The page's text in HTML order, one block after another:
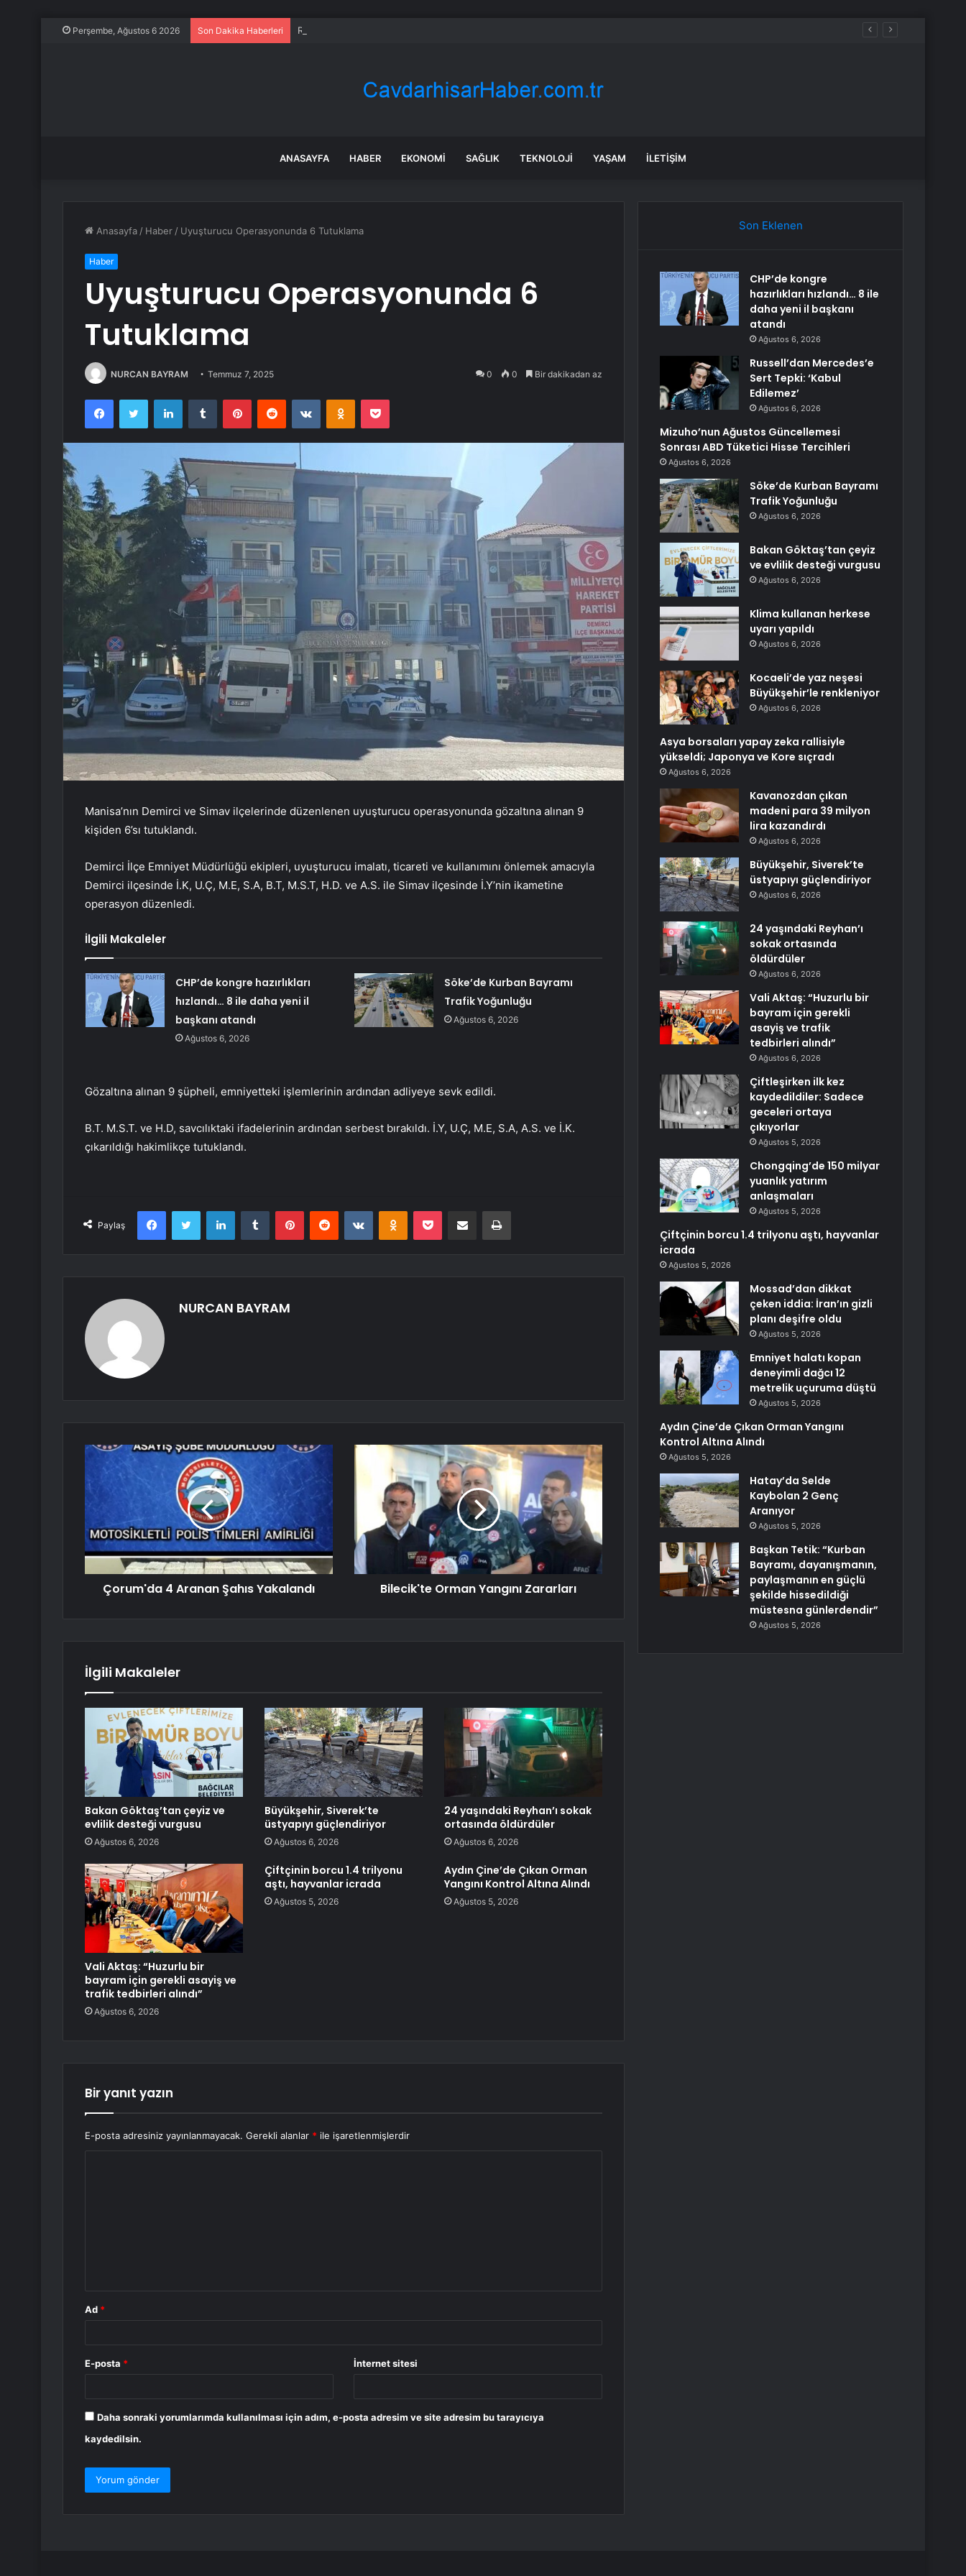
Perşembe, Ağustos 6 2026 Son Dakika Haberleri Russell’dan Mercedes’e Sert Tepki: ‘Kabul Edilemez’
ANASAYFA HABER EKONOMI SAĞLIK TEKNOLOJI YAŞAM İLETIŞIM
Anasayfa / Haber / Uyuşturucu Operasyonunda 6 Tutuklama
Haber
Uyuşturucu Operasyonunda 6
Tutuklama
NURCAN BAYRAM Temmuz 7, 2025 0 0 Bir dakikadan az
FacebookTwitter LinkedInTumblr PinterestReddit VKontakteOdnoklassniki
Pocket
Manisa’nın Demirci ve Simav ilçelerinde düzenlenen uyuşturucu operasyonunda gözaltına alınan 9
kişiden 6’sı tutuklandı.
Demirci İlçe Emniyet Müdürlüğü ekipleri, uyuşturucu imalatı, ticareti ve kullanımını önlemek amacıyla
Demirci ilçesinde İ.K, U.Ç, M.E, S.A, B.T, M.S.T, H.D. ve A.S. ile Simav ilçesinde İ.Y’nin ikametine
operasyon düzenledi.
İlgili Makaleler
CHP’de kongre hazırlıkları
hızlandı… 8 ile daha yeni il
başkanı atandı
Ağustos 6, 2026
Söke’de Kurban Bayramı
Trafik Yoğunluğu
Ağustos 6, 2026
Gözaltına alınan 9 şüpheli, emniyetteki işlemlerinin ardından adliyeye sevk edildi.
B.T. M.S.T. ve H.D, savcılıktaki ifadelerinin ardından serbest bırakıldı. İ.Y, U.Ç, M.E, S.A, A.S. ve İ.K.
çıkarıldığı hakimlikçe tutuklandı.
Paylaş
FacebookTwitter LinkedInTumblr PinterestReddit VKontakteOdnoklassniki
Pocket E-Posta ile paylaş Yazdır
NURCAN BAYRAM
Çorum'da 4 Aranan Şahıs Yakalandı Bilecik'te Orman Yangını Zararları
İlgili Makaleler
Bakan Göktaş’tan çeyiz ve
evlilik desteği vurgusu
Ağustos 6, 2026
Büyükşehir, Siverek’te
üstyapıyı güçlendiriyor
Ağustos 6, 2026
24 yaşındaki Reyhan’ı sokak
ortasında öldürdüler
Ağustos 6, 2026
Vali Aktaş: “Huzurlu bir
bayram için gerekli asayiş ve
trafik tedbirleri alındı”
Ağustos 6, 2026
Çiftçinin borcu 1.4 trilyonu
aştı, hayvanlar icrada
Ağustos 5, 2026
Aydın Çine’de Çıkan Orman
Yangını Kontrol Altına Alındı
Ağustos 5, 2026
Bir yanıt yazın
E-posta adresiniz yayınlanmayacak. Gerekli alanlar * ile işaretlenmişlerdir
Ad *
E-posta * İnternet sitesi
Daha sonraki yorumlarımda kullanılması için adım, e-posta adresim ve site adresim bu tarayıcıya
kaydedilsin.
Son Eklenen
CHP’de kongre
hazırlıkları hızlandı… 8 ile
daha yeni il başkanı
atandı
Ağustos 6, 2026
Russell’dan Mercedes’e
Sert Tepki: ‘Kabul
Edilemez’
Ağustos 6, 2026
Mizuho’nun Ağustos Güncellemesi
Sonrası ABD Tüketici Hisse Tercihleri
Ağustos 6, 2026
Söke’de Kurban Bayramı
Trafik Yoğunluğu
Ağustos 6, 2026
Bakan Göktaş’tan çeyiz
ve evlilik desteği vurgusu
Ağustos 6, 2026
Klima kullanan herkese
uyarı yapıldı
Ağustos 6, 2026
Kocaeli’de yaz neşesi
Büyükşehir’le renkleniyor
Ağustos 6, 2026
Asya borsaları yapay zeka rallisiyle
yükseldi; Japonya ve Kore sıçradı
Ağustos 6, 2026
Kavanozdan çıkan
madeni para 39 milyon
lira kazandırdı
Ağustos 6, 2026
Büyükşehir, Siverek’te
üstyapıyı güçlendiriyor
Ağustos 6, 2026
24 yaşındaki Reyhan’ı
sokak ortasında
öldürdüler
Ağustos 6, 2026
Vali Aktaş: “Huzurlu bir
bayram için gerekli
asayiş ve trafik
tedbirleri alındı”
Ağustos 6, 2026
Çiftleşirken ilk kez
kaydedildiler: Sadece
geceleri ortaya
çıkıyorlar
Ağustos 5, 2026
Chongqing’de 150 milyar
yuanlık yatırım
anlaşmaları
Ağustos 5, 2026
Çiftçinin borcu 1.4 trilyonu aştı, hayvanlar
icrada
Ağustos 5, 2026
Mossad’dan dikkat
çeken iddia: İran’ın gizli
planı deşifre oldu
Ağustos 5, 2026
Emniyet halatı kopan
deneyimli dağcı 12
metrelik uçuruma düştü
Ağustos 5, 2026
Aydın Çine’de Çıkan Orman Yangını
Kontrol Altına Alındı
Ağustos 5, 2026
Hatay’da Selde
Kaybolan 2 Genç
Aranıyor
Ağustos 5, 2026
Başkan Tetik: “Kurban
Bayramı, dayanışmanın,
paylaşmanın en güçlü
şekilde hissedildiği
müstesna günlerdendir”
Ağustos 5, 2026